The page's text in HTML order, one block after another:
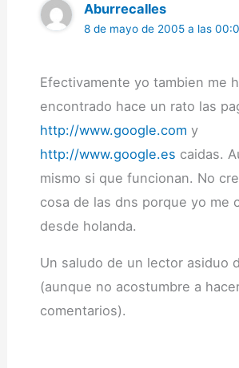
Aburrecalles
8 de mayo de 2005 a las
Efectivamente yo tambien me
encontrado hace un rato las
http://www.google.com y
http://www.google.es caidas.
mismo si que funcionan. No
cosa de las dns porque yo me
desde holanda.
Un saludo de un lector asiduo
(aunque no acostumbre a
comentarios).